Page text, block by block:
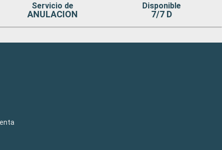
Servicio de
ANULACION
Disponible
7/7 D